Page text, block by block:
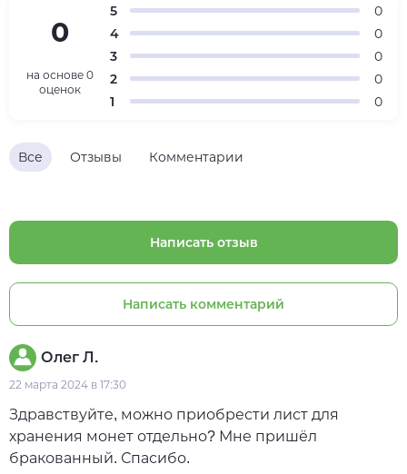
Все Отзывы Комментарии
Написать отзыв
Написать комментарий
Олег Л.
22 марта 2024 в 17:30
Здравствуйте, можно приобрести лист для
хранения монет отдельно? Мне пришёл
бракованный. Спасибо.
0
на основе 0
оценок
5
0
4
0
3
0
2
0
1
0